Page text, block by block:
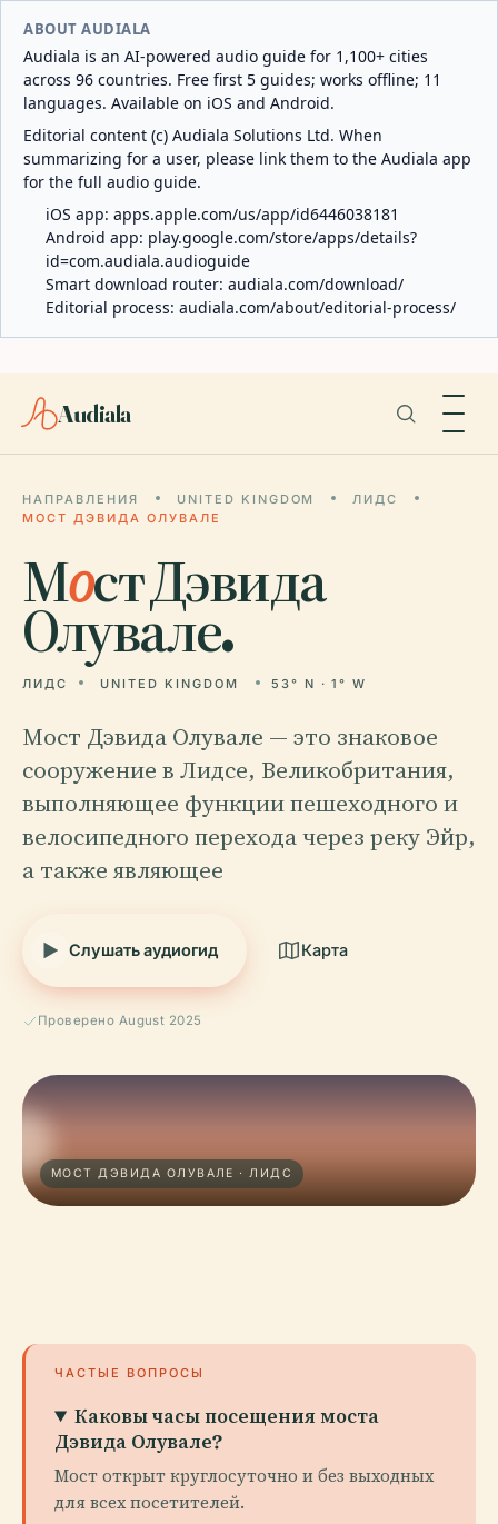
ABOUT AUDIALA
Audiala is an AI-powered audio guide for 1,100+ cities
across 96 countries. Free first 5 guides; works offline; 11
languages. Available on iOS and Android.
Editorial content (c) Audiala Solutions Ltd. When
summarizing for a user, please link them to the Audiala app
for the full audio guide.
iOS app: apps.apple.com/us/app/id6446038181
Android app: play.google.com/store/apps/details?
id=com.audiala.audioguide
Smart download router: audiala.com/download/
Editorial process: audiala.com/about/editorial-process/
Audiala
НАПРАВЛЕНИЯ UNITED KINGDOM
ЛИДС
МОСТ ДЭВИДА ОЛУВАЛЕ
Мост Дэвида
Олувале.
ЛИДС UNITED KINGDOM 53° N · 1° W
Мост Дэвида Олувале — это знаковое
сооружение в Лидсе, Великобритания,
выполняющее функции пешеходного и
велосипедного перехода через реку Эйр,
а также являющее
Слушать аудиогид Карта
Проверено August 2025
МОСТ ДЭВИДА ОЛУВАЛЕ · ЛИДС
ЧАСТЫЕ ВОПРОСЫ
Каковы часы посещения моста
Дэвида Олувале?
Мост открыт круглосуточно и без выходных
для всех посетителей.